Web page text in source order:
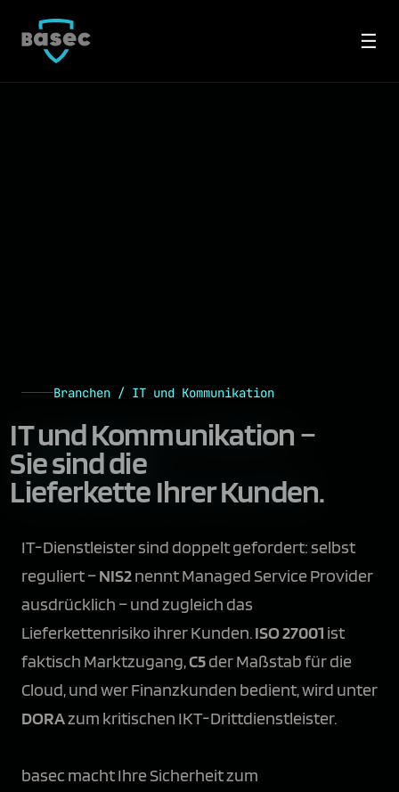
☰
Branchen / IT und Kommunikation
IT und Kommunikation –
Sie sind die
Lieferkette Ihrer Kunden.
IT-Dienstleister sind doppelt gefordert: selbst
reguliert –NIS2nennt Managed Service Provider
ausdrücklich – und zugleich das
Lieferkettenrisiko ihrer Kunden.ISO 27001 ist
faktisch Marktzugang,C5der Maßstab für die
Cloud, und wer Finanzkunden bedient, wird unter
DORAzum kritischen IKT-Drittdienstleister.
basec macht Ihre Sicherheit zum